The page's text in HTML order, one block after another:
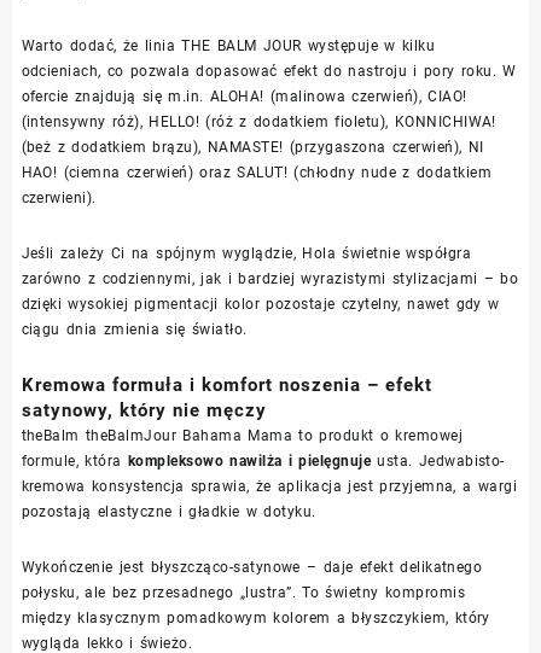
Warto dodać, że linia THE BALM JOUR występuje w kilku
odcieniach, co pozwala dopasować efekt do nastroju i pory roku. W
ofercie znajdują się m.in. ALOHA! (malinowa czerwień), CIAO!
(intensywny róż), HELLO! (róż z dodatkiem fioletu), KONNICHIWA!
(beż z dodatkiem brązu), NAMASTE! (przygaszona czerwień), NI
HAO! (ciemna czerwień) oraz SALUT! (chłodny nude z dodatkiem
czerwieni).
Jeśli zależy Ci na spójnym wyglądzie, Hola świetnie współgra
zarówno z codziennymi, jak i bardziej wyrazistymi stylizacjami – bo
dzięki wysokiej pigmentacji kolor pozostaje czytelny, nawet gdy w
ciągu dnia zmienia się światło.
Kremowa formuła i komfort noszenia – efekt
satynowy, który nie męczy
theBalm theBalmJour Bahama Mama to produkt o kremowej
formule, która kompleksowo nawilża i pielęgnujeusta. Jedwabisto-
kremowa konsystencja sprawia, że aplikacja jest przyjemna, a wargi
pozostają elastyczne i gładkie w dotyku.
Wykończenie jest błyszcząco-satynowe – daje efekt delikatnego
połysku, ale bez przesadnego „lustra”. To świetny kompromis
między klasycznym pomadkowym kolorem a błyszczykiem, który
wygląda lekko i świeżo.